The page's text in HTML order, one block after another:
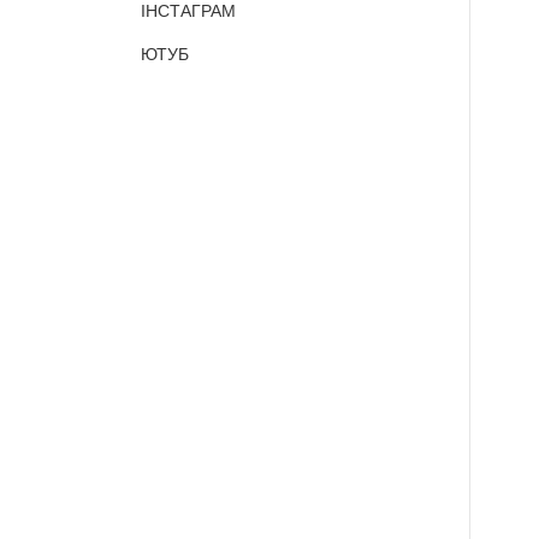
ІНСТАГРАМ
ЮТУБ